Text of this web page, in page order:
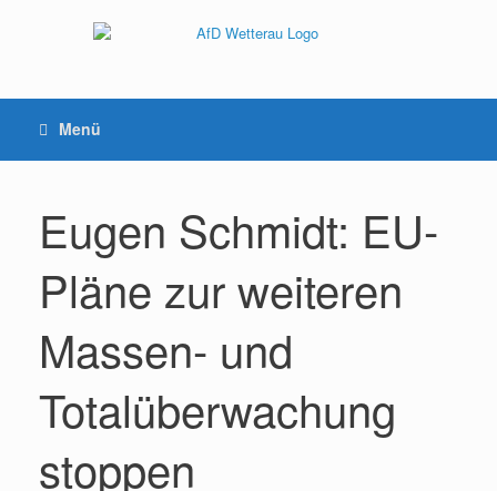
Menü
Eugen Schmidt: EU-
Pläne zur weiteren
Massen- und
Totalüberwachung
stoppen